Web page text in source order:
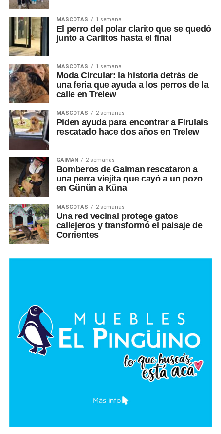
MASCOTAS 1 semana
El perro del polar clarito que se quedó
junto a Carlitos hasta el final
MASCOTAS 1 semana
Moda Circular: la historia detrás de
una feria que ayuda a los perros de la
calle en Trelew
MASCOTAS 2 semanas
Piden ayuda para encontrar a Firulais
rescatado hace dos años en Trelew
GAIMAN 2 semanas
Bomberos de Gaiman rescataron a
una perra viejita que cayó a un pozo
en Günün a Küna
MASCOTAS 2 semanas
Una red vecinal protege gatos
callejeros y transformó el paisaje de
Corrientes